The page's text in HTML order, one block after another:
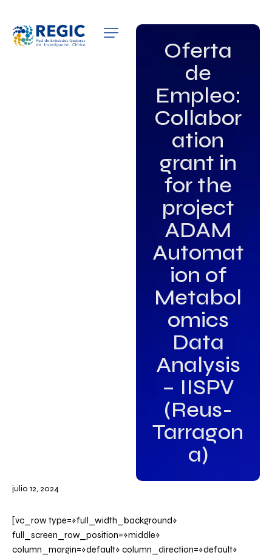
Oferta
de
Empleo:
Collabor
ation
grant in
for the
project
ADAM
Automat
ion of
Metabol
omics
Data
Analysis
– IISPV
(Reus-
Tarragon
a)
QUIÉNES SOMOS
PATROCINADORES
GRUPOS DE INTERÉS
julio 12, 2024
[vc_row type=»full_width_background»
full_screen_row_position=»middle»
column_margin=»default» column_direction=»default»